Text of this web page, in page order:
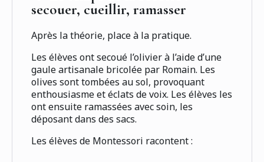
secouer, cueillir, ramasser
Après la théorie, place à la pratique.
Les élèves ont secoué l’olivier à l’aide d’une
gaule artisanale bricolée par Romain. Les
olives sont tombées au sol, provoquant
enthousiasme et éclats de voix. Les élèves les
ont ensuite ramassées avec soin, les
déposant dans des sacs.
Les élèves de Montessori racontent :